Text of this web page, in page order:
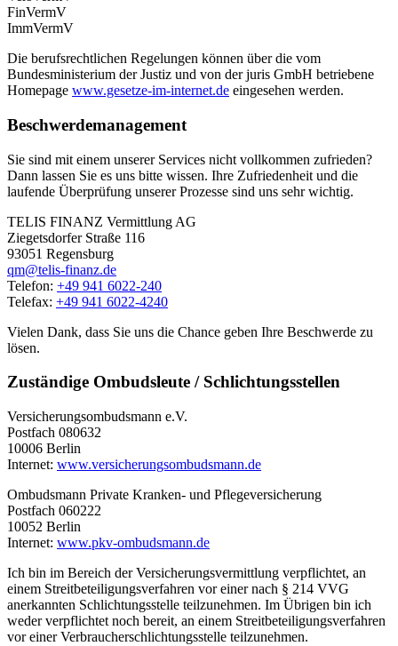
FinVermV
ImmVermV
Die berufsrechtlichen Regelungen können über die vom
Bundesministerium der Justiz und von der juris GmbH betriebene
Homepage www.gesetze-im-internet.de eingesehen werden.
Beschwerdemanagement
Sie sind mit einem unserer Services nicht vollkommen zufrieden?
Dann lassen Sie es uns bitte wissen. Ihre Zufriedenheit und die
laufende Überprüfung unserer Prozesse sind uns sehr wichtig.
TELIS FINANZ Vermittlung AG
Ziegetsdorfer Straße 116
93051 Regensburg
qm@telis-finanz.de
Telefon: +49 941 6022-240
Telefax: +49 941 6022-4240
Vielen Dank, dass Sie uns die Chance geben Ihre Beschwerde zu
lösen.
Zuständige Ombudsleute / Schlichtungsstellen
Versicherungsombudsmann e.V.
Postfach 080632
10006 Berlin
Internet: www.versicherungsombudsmann.de
Ombudsmann Private Kranken- und Pflegeversicherung
Postfach 060222
10052 Berlin
Internet: www.pkv-ombudsmann.de
Ich bin im Bereich der Versicherungsvermittlung verpflichtet, an
einem Streitbeteiligungsverfahren vor einer nach § 214 VVG
anerkannten Schlichtungsstelle teilzunehmen. Im Übrigen bin ich
weder verpflichtet noch bereit, an einem Streitbeteiligungsverfahren
vor einer Verbraucherschlichtungsstelle teilzunehmen.